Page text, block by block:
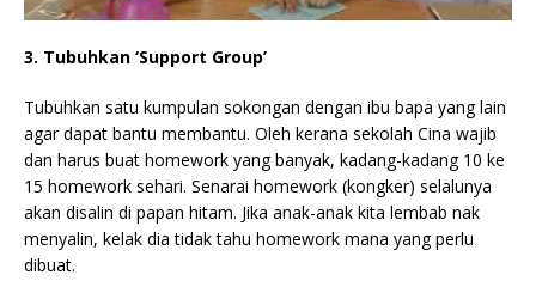
3. Tubuhkan ‘Support Group’
Tubuhkan satu kumpulan sokongan dengan ibu bapa yang lain
agar dapat bantu membantu. Oleh kerana sekolah Cina wajib
dan harus buat homework yang banyak, kadang-kadang 10 ke
15 homework sehari. Senarai homework (kongker) selalunya
akan disalin di papan hitam. Jika anak-anak kita lembab nak
menyalin, kelak dia tidak tahu homework mana yang perlu
dibuat.